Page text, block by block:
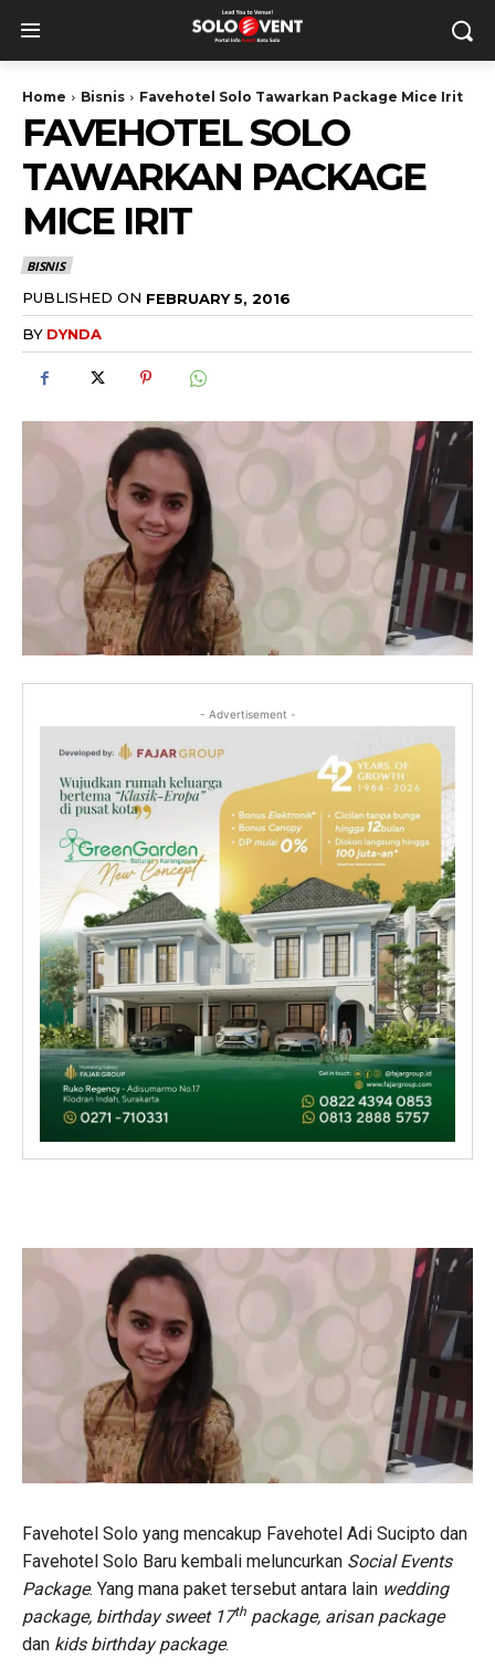
Home Bisnis Favehotel Solo Tawarkan Package Mice Irit
FAVEHOTEL SOLO
TAWARKAN PACKAGE
MICE IRIT
BISNIS
PUBLISHED ON FEBRUARY 5, 2016
BY DYNDA
- Advertisement -
Favehotel Solo yang mencakup Favehotel Adi Sucipto dan
Favehotel Solo Baru kembali meluncurkan Social Events
Package. Yang mana paket tersebut antara lain wedding
package, birthday sweet 17th package, arisan package
dan kids birthday package.